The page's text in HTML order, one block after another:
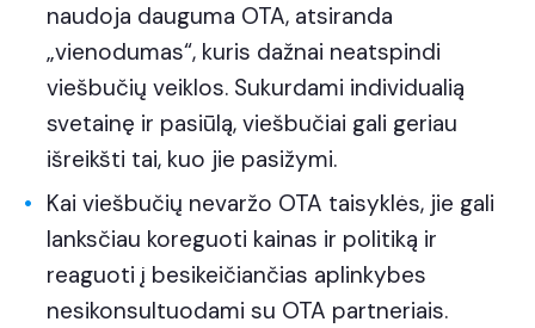
naudoja dauguma OTA, atsiranda
„vienodumas“, kuris dažnai neatspindi
viešbučių veiklos. Sukurdami individualią
svetainę ir pasiūlą, viešbučiai gali geriau
išreikšti tai, kuo jie pasižymi.
Kai viešbučių nevaržo OTA taisyklės, jie gali
lanksčiau koreguoti kainas ir politiką ir
reaguoti į besikeičiančias aplinkybes
nesikonsultuodami su OTA partneriais.